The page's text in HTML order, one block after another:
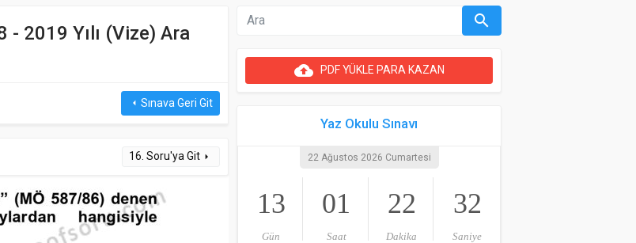
- 2019 Yılı (Vize) Ara
arrow_leftSınava Geri Git
16. Soru'ya Git arrow_right
search
cloud_uploadPDF YÜKLE PARA KAZAN
Yaz Okulu Sınavı
22 Ağustos 2026 Cumartesi
13
Gün
01
Saat
22
Dakika
32
Saniye